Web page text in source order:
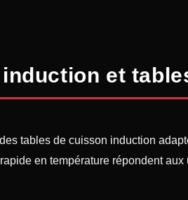
et
tables de cuisson induction
en température répondent